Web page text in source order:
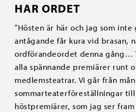
HAR ORDET
”Hösten är här och jag som
antågande får kura vid brasan,
ordförandeordet denna gång…
alla spännande premiärer runt
medlemsteatrar. Vi går från
sommarteaterföreställningar till
höstpremiärer, som jag ser